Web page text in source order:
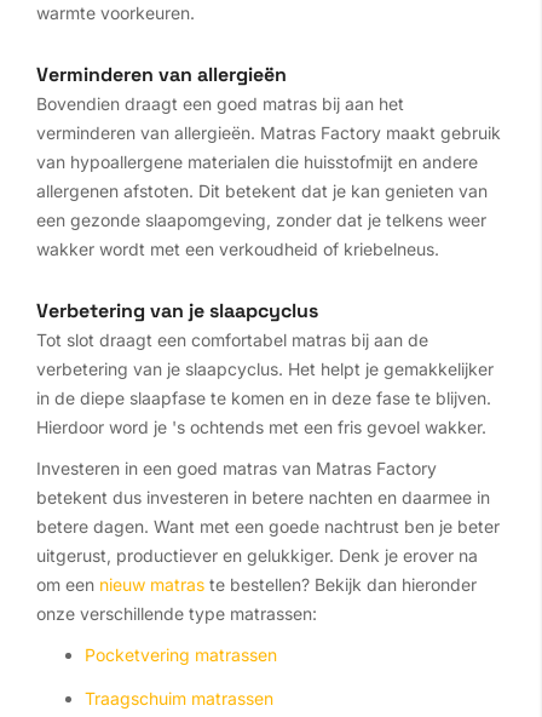
warmte voorkeuren.
Verminderen van allergieën
Bovendien draagt een goed matras bij aan het
verminderen van allergieën. Matras Factory maakt gebruik
van hypoallergene materialen die huisstofmijt en andere
allergenen afstoten. Dit betekent dat je kan genieten van
een gezonde slaapomgeving, zonder dat je telkens weer
wakker wordt met een verkoudheid of kriebelneus.
Verbetering van je slaapcyclus
Tot slot draagt een comfortabel matras bij aan de
verbetering van je slaapcyclus. Het helpt je gemakkelijker
in de diepe slaapfase te komen en in deze fase te blijven.
Hierdoor word je 's ochtends met een fris gevoel wakker.
Investeren in een goed matras van Matras Factory
betekent dus investeren in betere nachten en daarmee in
betere dagen. Want met een goede nachtrust ben je beter
uitgerust, productiever en gelukkiger. Denk je erover na
om een nieuw matras te bestellen? Bekijk dan hieronder
onze verschillende type matrassen:
Pocketvering matrassen
Traagschuim matrassen